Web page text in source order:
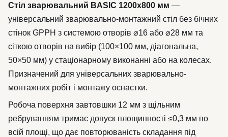
Стіл зварювальний BASIC 1200x800 мм —
універсальний зварювально-монтажний стіл без бічних
стінок GPPH з системою отворів ⌀16 або ⌀28 мм та
сіткою отворів на вибір (100×100 мм, діагональна,
50×50 мм) у стаціонарному виконанні або на колесах.
Призначений для універсальних зварювально-
монтажних робіт і монтажу оснастки.
Робоча поверхня завтовшки 12 мм з щільним
ребруванням тримає допуск площинності ≤0,3 мм по
всій площі, що дає повторюваність складання під